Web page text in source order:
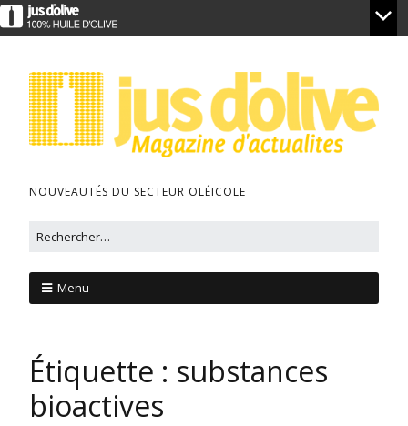
NOUVEAUTÉS DU SECTEUR OLÉICOLE
Menu
Étiquette : substances
bioactives